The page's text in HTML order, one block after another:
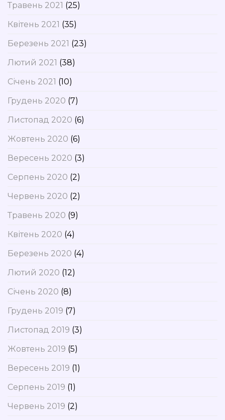
Травень 2021 (25)
Квітень 2021 (35)
Березень 2021 (23)
Лютий 2021 (38)
Січень 2021 (10)
Грудень 2020 (7)
Листопад 2020 (6)
Жовтень 2020 (6)
Вересень 2020 (3)
Серпень 2020 (2)
Червень 2020 (2)
Травень 2020 (9)
Квітень 2020 (4)
Березень 2020 (4)
Лютий 2020 (12)
Січень 2020 (8)
Грудень 2019 (7)
Листопад 2019 (3)
Жовтень 2019 (5)
Вересень 2019 (1)
Серпень 2019 (1)
Червень 2019 (2)